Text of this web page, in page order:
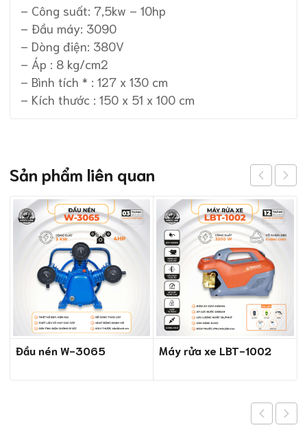
– Công suất: 7,5kw – 10hp
– Đầu máy: 3090
– Dòng điện: 380V
– Áp : 8 kg/cm2
– Bình tích * : 127 x 130 cm
– Kích thước : 150 x 51 x 100 cm
Sản phẩm liên quan
Đầu nén W-3065 Máy rửa xe LBT-1002